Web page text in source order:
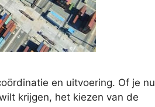
en uitvoering. Of je nu
krijgen, het kiezen van de